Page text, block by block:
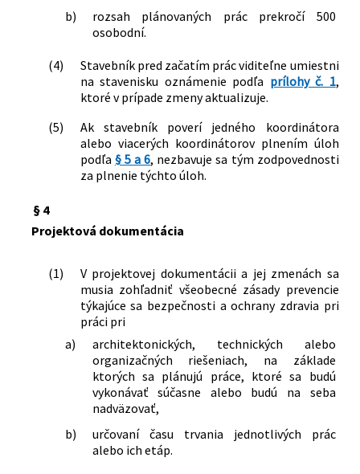
b)
rozsah plánovaných prác prekročí 500
osobodní.
(4)
Stavebník pred začatím prác viditeľne umiestni
na stavenisku oznámenie podľa prílohy č. 1,
ktoré v prípade zmeny aktualizuje.
(5)
Ak stavebník poverí jedného koordinátora
alebo viacerých koordinátorov plnením úloh
podľa § 5 a 6, nezbavuje sa tým zodpovednosti
za plnenie týchto úloh.
§ 4
Projektová dokumentácia
(1)
V projektovej dokumentácii a jej zmenách sa
musia zohľadniť všeobecné zásady prevencie
týkajúce sa bezpečnosti a ochrany zdravia pri
práci pri
a)
architektonických, technických alebo
organizačných riešeniach, na základe
ktorých sa plánujú práce, ktoré sa budú
vykonávať súčasne alebo budú na seba
nadväzovať,
b)
určovaní času trvania jednotlivých prác
alebo ich etáp.